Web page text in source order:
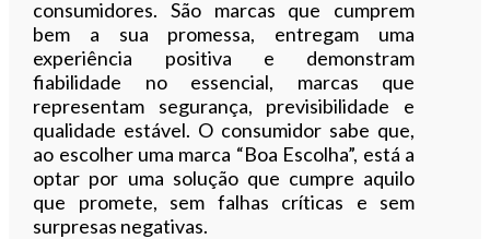
consumidores. São marcas que cumprem
bem a sua promessa, entregam uma
experiência positiva e demonstram
fiabilidade no essencial, marcas que
representam segurança, previsibilidade e
qualidade estável. O consumidor sabe que,
ao escolher uma marca “Boa Escolha”, está a
optar por uma solução que cumpre aquilo
que promete, sem falhas críticas e sem
surpresas negativas.